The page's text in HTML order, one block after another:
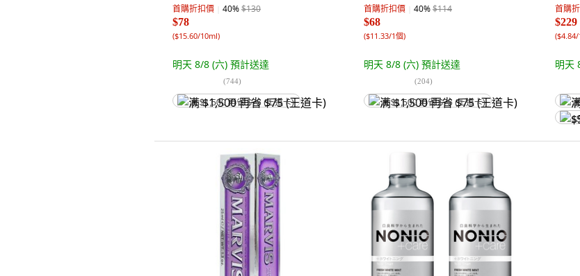
首購折扣價 40%$130
$78
($15.60/10ml)
明天 8/8 (六) 預計送達
(744)
满 $1,500 再省 $75 (王道卡)
首購折扣價 40%$114
$68
($11.33/1個)
明天 8/8 (六) 預計送達
(204)
满 $1,500 再省 $75 (王道卡)
首購
$229
(
明天